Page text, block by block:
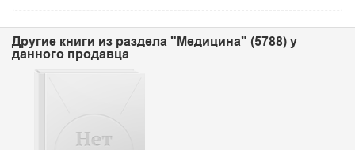
Другие книги из раздела "Медицина" (5788) у
данного продавца